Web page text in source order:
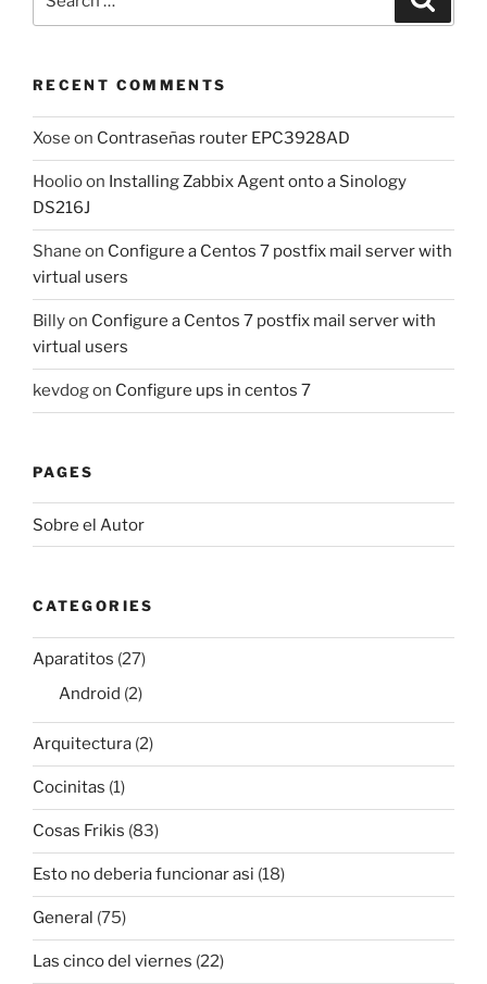
RECENT COMMENTS
Xose on Contraseñas router EPC3928AD
Hoolioon Installing Zabbix Agent onto a Sinology
DS216J
Shane on Configure a Centos 7 postfix mail server with
virtual users
Billyon Configure a Centos 7 postfix mail server with
virtual users
kevdogon Configure ups in centos 7
PAGES
Sobre el Autor
CATEGORIES
Aparatitos (27)
Android (2)
Arquitectura (2)
Cocinitas (1)
Cosas Frikis (83)
Esto no deberia funcionar asi (18)
General (75)
Las cinco del viernes (22)